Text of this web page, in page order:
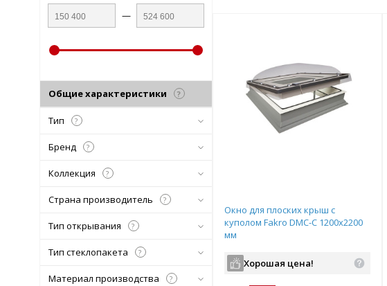
Окно для плоских крыш с
куполом Fakro DMC-С 1200х2200
мм
Хорошая цена!
—
Общие характеристики ?
Тип ?
Бренд ?
Коллекция ?
Страна производитель ?
Тип открывания ?
Тип стеклопакета ?
Материал производства ?